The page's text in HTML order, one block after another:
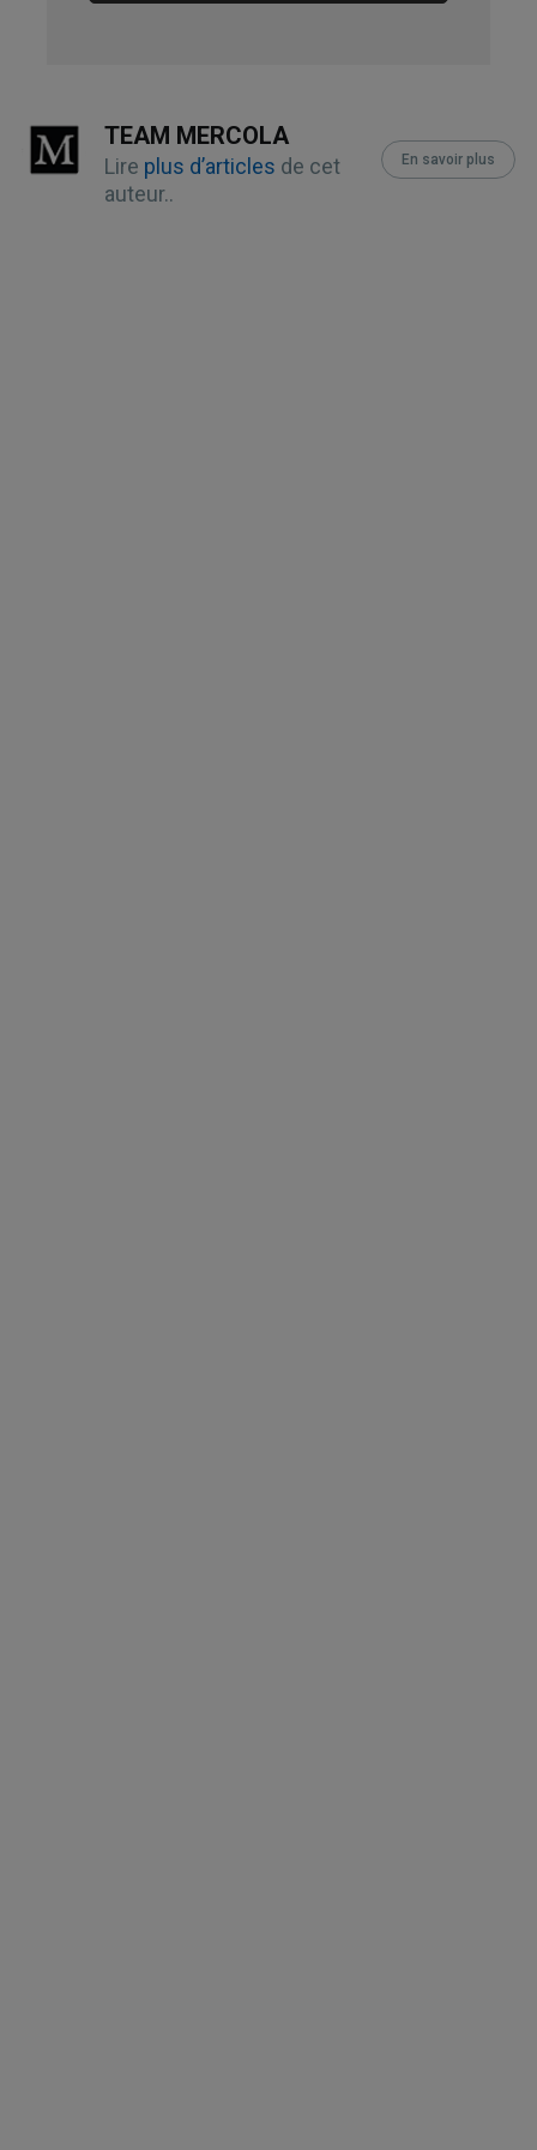
Table 2
Reuters, Out of Control August 12,
TEAM MERCOLA
Lire plus d’articles de cet
auteur..
En savoir plus